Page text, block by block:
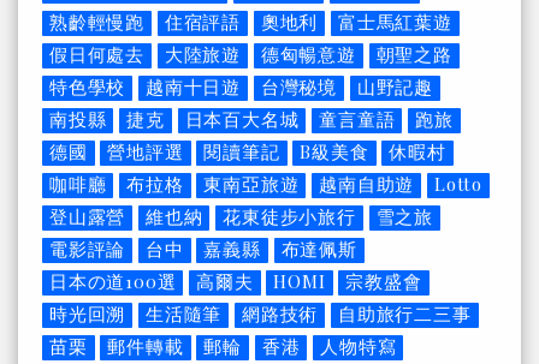
熟齡輕慢跑
住宿評語 奧地利
富士馬紅葉遊
假日何處去
大陸旅遊 德匈暢意遊
朝聖之路
特色學校
越南十日遊 台灣秘境
山野記趣
南投縣
捷克 日本百大名城 童言童語
跑旅
德國
營地評選 閱讀筆記 B級美食
休暇村
咖啡廳
布拉格 東南亞旅遊 越南自助遊
Lotto
登山露營
維也納 花東徒步小旅行
雪之旅
電影評論
台中 嘉義縣
布達佩斯
日本の道100選
高爾夫 HOMI
宗教盛會
時光回溯
生活隨筆 網路技術
自助旅行二三事
苗栗
郵件轉載 郵輪 香港
人物特寫